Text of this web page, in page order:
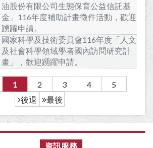
油股份有限公司生態保育公益信託基
金」116年度補助計畫徵件活動，歡迎
踴躍申請。
國家科學及技術委員會116年度「人文
及社會科學領域學者國內訪問研究計
畫」，歡迎踴躍申請。
1 2 3 4
5
後退
最後
資訊服務